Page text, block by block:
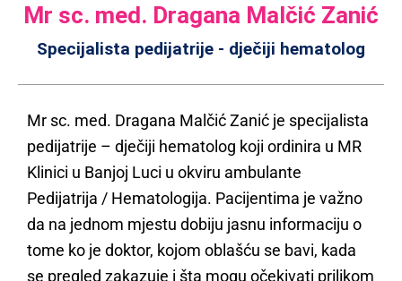
Mr sc. med. Dragana Malčić Zanić
Specijalista pedijatrije - dječiji hematolog
Mr sc. med. Dragana Malčić Zanić je specijalista
pedijatrije – dječiji hematolog koji ordinira u MR
Klinici u Banjoj Luci u okviru ambulante
Pedijatrija / Hematologija. Pacijentima je važno
da na jednom mjestu dobiju jasnu informaciju o
tome ko je doktor, kojom oblašću se bavi, kada
se pregled zakazuje i šta mogu očekivati prilikom